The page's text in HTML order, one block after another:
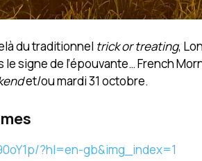
du traditionnel trick or treating,
le signe de l’épouvante… French
et/ou mardi 31 octobre.
?hl=en-gb&img_index=1